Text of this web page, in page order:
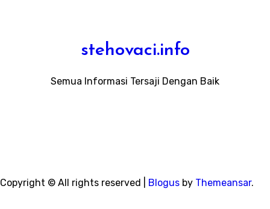
stehovaci.info
Semua Informasi Tersaji Dengan Baik
Copyright © All rights reserved Blogus by Themeansar.